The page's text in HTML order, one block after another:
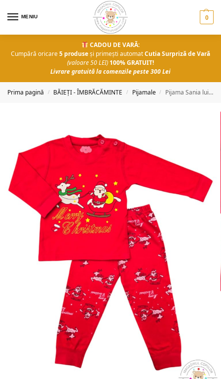
MENIU 0
CADOU DE VARĂ:
Cumpără oricare5 produseși primești automatCutia Surpriză de Vară
(valoare 50 LEI) 100% GRATUIT!
Livrare gratuită la comenzile peste 300 Lei
Prima pagină / BĂIEȚI - ÎMBRĂCĂMINTE / Pijamale / Pijama Sania lui Moș Crăciun